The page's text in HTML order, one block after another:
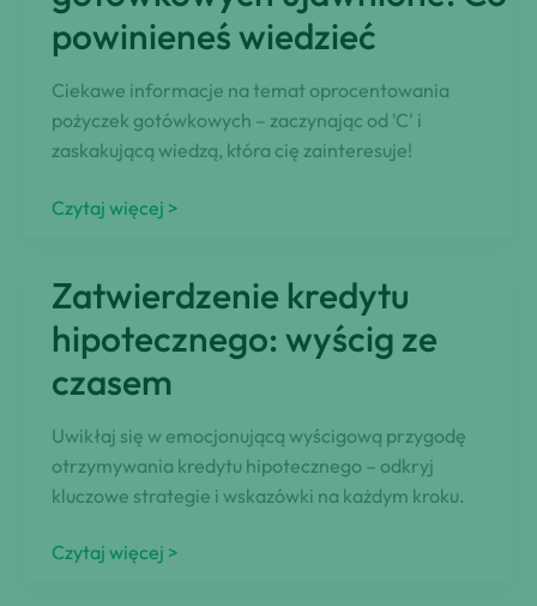
klientów
poszukujących
powinieneś wiedzieć
Ciekawe informacje na temat oprocentowania
pożyczek gotówkowych – zaczynając od 'C' i
zaskakującą wiedzą, która cię zainteresuje!
Oprocentowanie
ujawnione:
Co
powinieneś
wiedzieć
Czytaj więcej >
Zatwierdzenie kredytu
hipotecznego: wyścig ze
czasem
Uwikłaj się w emocjonującą wyścigową przygodę
otrzymywania kredytu hipotecznego – odkryj
kluczowe strategie i wskazówki na każdym kroku.
Zatwierdzenie
Czytaj więcej >